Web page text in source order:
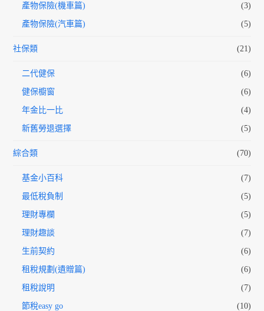
產物保險(機車篇) (3)
產物保險(汽車篇) (5)
社保類 (21)
二代健保 (6)
健保櫥窗 (6)
年金比一比 (4)
新舊勞退選擇 (5)
綜合類 (70)
基金小百科 (7)
最低稅負制 (5)
理財專欄 (5)
理財趣談 (7)
生前契約 (6)
租稅規劃(遺贈篇) (6)
租稅說明 (7)
節稅easy go (10)